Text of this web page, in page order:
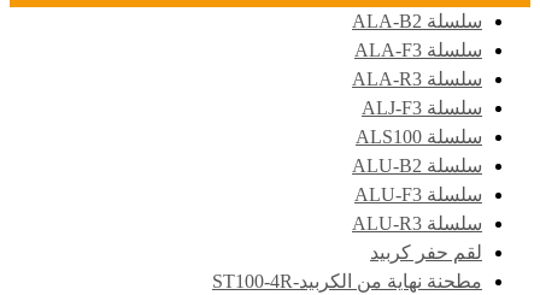
سلسلة ALA-B2
سلسلة ALA-F3
سلسلة ALA-R3
سلسلة ALJ-F3
سلسلة ALS100
سلسلة ALU-B2
سلسلة ALU-F3
سلسلة ALU-R3
لقم حفر كربيد
مطحنة نهاية من الكربيد-ST100-4R